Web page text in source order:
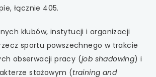
łącznie 405.
klubów, instytucji i organizacji
sportu powszechnego w trakcie
obserwacji pracy (job shadowing) i
stażowym (training and